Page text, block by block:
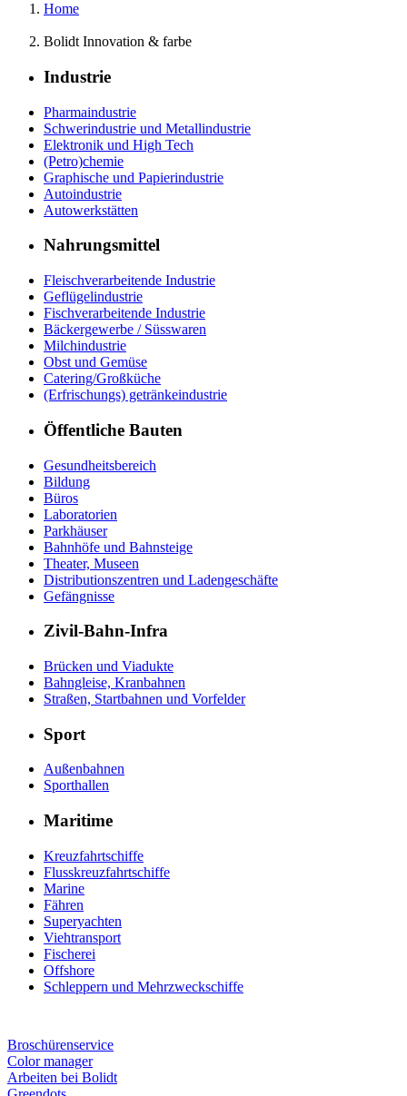
Home
Bolidt Innovation & farbe
Industrie
Pharmaindustrie
Schwerindustrie und Metallindustrie
Elektronik und High Tech
(Petro)chemie
Graphische und Papierindustrie
Autoindustrie
Autowerkstätten
Nahrungsmittel
Fleischverarbeitende Industrie
Geflügelindustrie
Fischverarbeitende Industrie
Bäckergewerbe / Süsswaren
Milchindustrie
Obst und Gemüse
Catering/Großküche
(Erfrischungs) getränkeindustrie
Öffentliche Bauten
Gesundheitsbereich
Bildung
Büros
Laboratorien
Parkhäuser
Bahnhöfe und Bahnsteige
Theater, Museen
Distributionszentren und Ladengeschäfte
Gefängnisse
Zivil-Bahn-Infra
Brücken und Viadukte
Bahngleise, Kranbahnen
Straßen, Startbahnen und Vorfelder
Sport
Außenbahnen
Sporthallen
Maritime
Kreuzfahrtschiffe
Flusskreuzfahrtschiffe
Marine
Fähren
Superyachten
Viehtransport
Fischerei
Offshore
Schleppern und Mehrzweckschiffe
Broschürenservice
Color manager
Arbeiten bei Bolidt